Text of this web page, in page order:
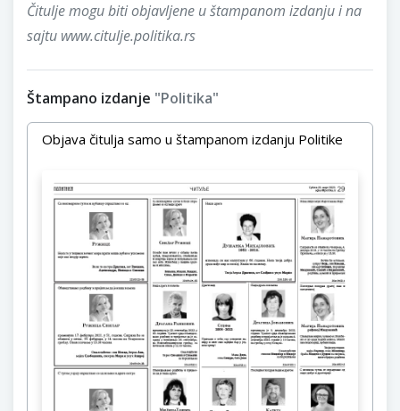
Čitulje mogu biti objavljene u štampanom izdanju i na
sajtu www.citulje.politika.rs
Štampano izdanje "Politika"
Objava čitulja samo u štampanom izdanju Politike